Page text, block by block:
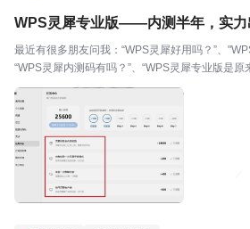
WPS灵犀专业版——内测半年，实力
最近有很多朋友问我：“WPS灵犀好用吗？”、
“WPS灵犀内测码有吗？”、“WPS灵犀专业版是原来
下个人感受吧，从WPS灵犀内测至今，我一直在
内测时的...